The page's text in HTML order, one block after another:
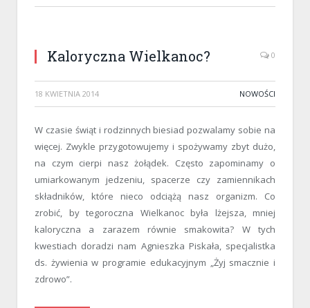
Kaloryczna Wielkanoc? 0
18 KWIETNIA 2014 NOWOŚCI
W czasie świąt i rodzinnych biesiad pozwalamy sobie na
więcej. Zwykle przygotowujemy i spożywamy zbyt dużo,
na czym cierpi nasz żołądek. Często zapominamy o
umiarkowanym jedzeniu, spacerze czy zamiennikach
składników, które nieco odciążą nasz organizm. Co
zrobić, by tegoroczna Wielkanoc była lżejsza, mniej
kaloryczna a zarazem równie smakowita? W tych
kwestiach doradzi nam Agnieszka Piskała, specjalistka
ds. żywienia w programie edukacyjnym „Żyj smacznie i
zdrowo”.